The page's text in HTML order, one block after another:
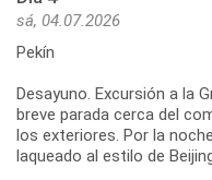
sá, 04.07.2026
Pekín
Desayuno. Excursión a la
breve parada cerca del
los exteriores. Por la